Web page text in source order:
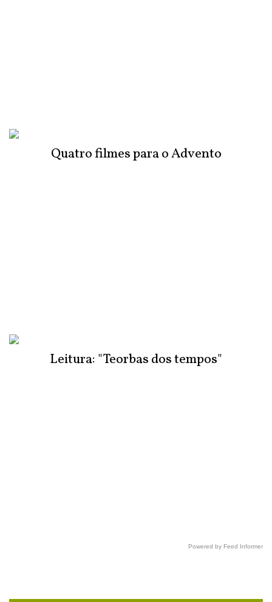
Quatro filmes para o Advento
Leitura: "Teorbas dos tempos"
Powered by Feed Informer